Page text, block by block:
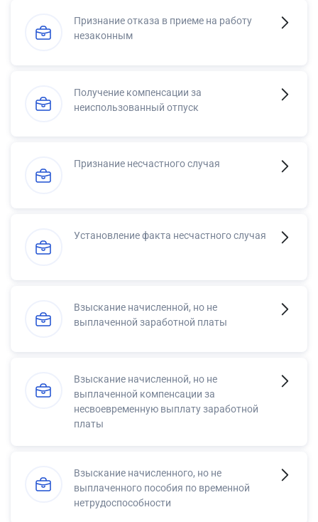
Признание отказа в приеме на работу
незаконным
Получение компенсации за
неиспользованный отпуск
Признание несчастного случая
Установление факта несчастного случая
Взыскание начисленной, но не
выплаченной заработной платы
Взыскание начисленной, но не
выплаченной компенсации за
несвоевременную выплату заработной
платы
Взыскание начисленного, но не
выплаченного пособия по временной
нетрудоспособности